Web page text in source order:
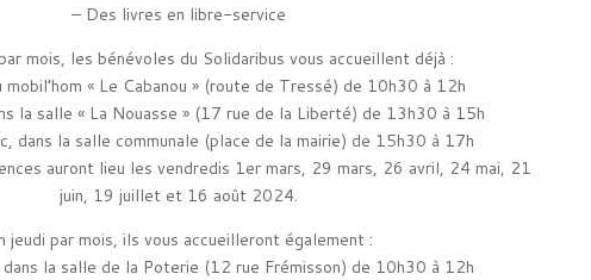
– Des livres en libre-service
mois, les bénévoles du Solidaribus vous accueillent déjà :
mobil’hom « Le Cabanou » (route de Tressé) de 10h30 à 12h
la salle « La Nouasse » (17 rue de la Liberté) de 13h30 à 15h
dans la salle communale (place de la mairie) de 15h30 à 17h
auront lieu les vendredis 1er mars, 29 mars, 26 avril, 24 mai, 21
juin, 19 juillet et 16 août 2024.
jeudi par mois, ils vous accueilleront également :
dans la salle de la Poterie (12 rue Frémisson) de 10h30 à 12h